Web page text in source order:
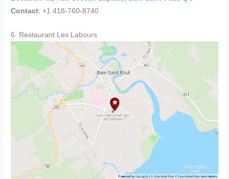
Contact: +1 418-760-8740
6. Restaurant Les Labours